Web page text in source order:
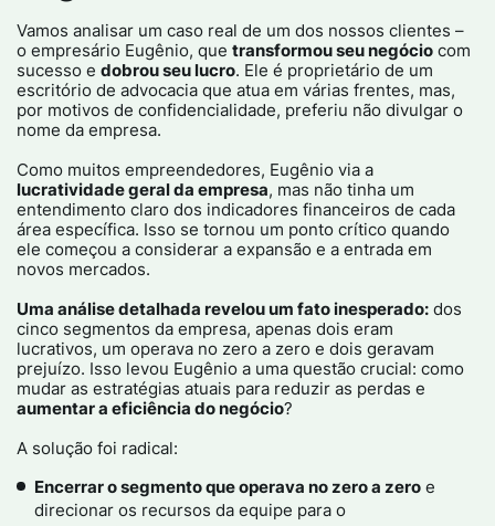
Vamos analisar um caso real de um dos nossos clientes –
o empresário Eugênio, quetransformou seu negócio com
sucesso edobrou seu lucro. Ele é proprietário de um
escritório de advocacia que atua em várias frentes, mas,
por motivos de confidencialidade, preferiu não divulgar o
nome da empresa.
Como muitos empreendedores, Eugênio via a
lucratividade geral da empresa, mas não tinha um
entendimento claro dos indicadores financeiros de cada
área específica. Isso se tornou um ponto crítico quando
ele começou a considerar a expansão e a entrada em
novos mercados.
Uma análise detalhada revelou um fato inesperado: dos
cinco segmentos da empresa, apenas dois eram
lucrativos, um operava no zero a zero e dois geravam
prejuízo. Isso levou Eugênio a uma questão crucial: como
mudar as estratégias atuais para reduzir as perdas e
aumentar a eficiência do negócio?
A solução foi radical:
Encerrar o segmento que operava no zero a zeroe
direcionar os recursos da equipe para o